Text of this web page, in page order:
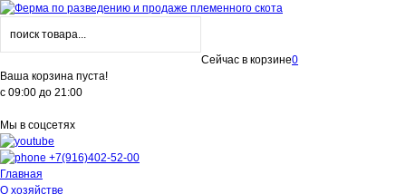
Сейчас в корзине0
Ваша корзина пуста!
с 09:00 до 21:00
Мы в соцсетях
+7(916)402-52-00
Главная
О хозяйстве